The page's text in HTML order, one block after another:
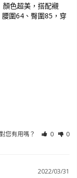
色超美，搭配襯
圍64、臀圍85，穿
您有用嗎？ 0 0
2022/03/31